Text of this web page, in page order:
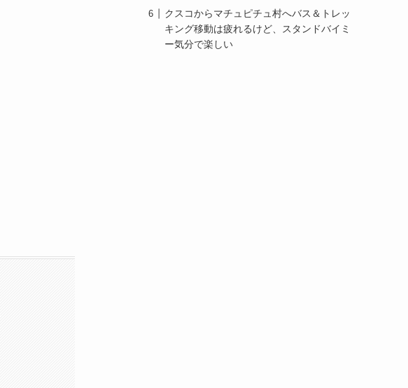
クスコからマチュピチュ村へバス＆トレッ
キング移動は疲れるけど、スタンドバイミ
ー気分で楽しい